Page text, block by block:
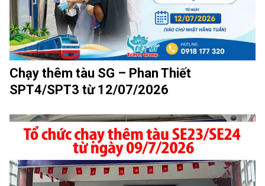
Chạy thêm tàu SG – Phan Thiết
SPT4/SPT3 từ 12/07/2026